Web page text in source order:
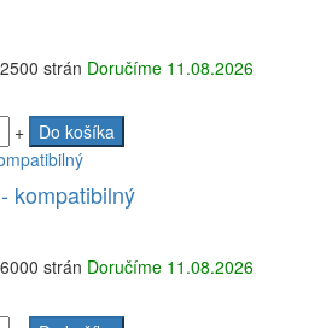
2500 strán Doručíme 11.08.2026
+ Do košíka
kompatibilný
6000 strán Doručíme 11.08.2026